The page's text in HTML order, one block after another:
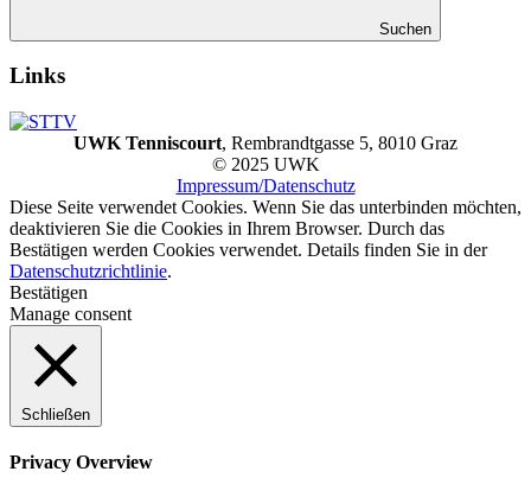
Suchen
Links
UWK Tenniscourt, Rembrandtgasse 5, 8010 Graz
© 2025 UWK
Impressum/Datenschutz
Diese Seite verwendet Cookies. Wenn Sie das unterbinden möchten,
deaktivieren Sie die Cookies in Ihrem Browser. Durch das
Bestätigen werden Cookies verwendet. Details finden Sie in der
Datenschutzrichtlinie.
Bestätigen
Manage consent
Schließen
Privacy Overview